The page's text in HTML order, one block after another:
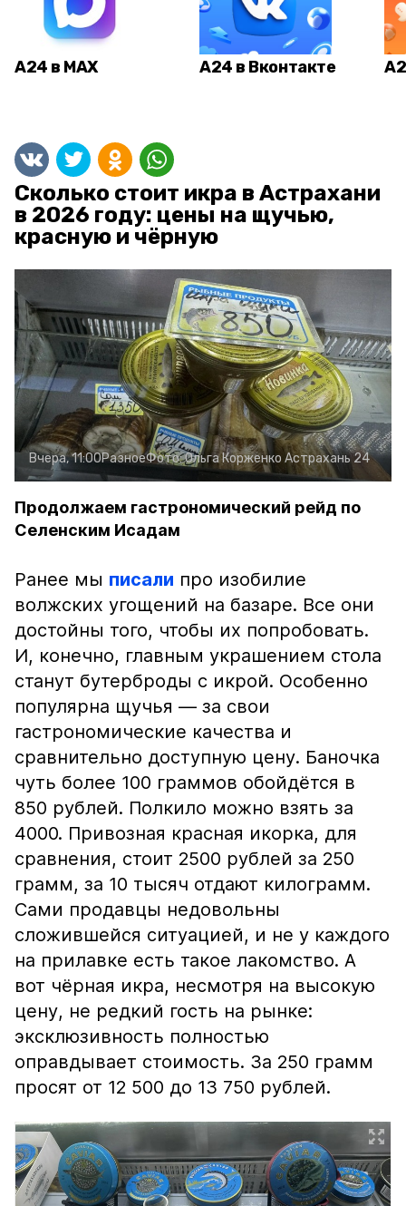
А24 в MAX А24 в Вконтакте
Сколько стоит икра в Астрахани
в 2026 году: цены на щучью,
красную и чёрную
Вчера, 11:00РазноеФото:Ольга Корженко Астрахань 24
Продолжаем гастрономический рейд по
Селенским Исадам
Ранее мы писали про изобилие
волжских угощений на базаре. Все они
достойны того, чтобы их попробовать.
И, конечно, главным украшением стола
станут бутерброды с икрой. Особенно
популярна щучья — за свои
гастрономические качества и
сравнительно доступную цену. Баночка
чуть более 100 граммов обойдётся в
850 рублей. Полкило можно взять за
4000. Привозная красная икорка, для
сравнения, стоит 2500 рублей за 250
грамм, за 10 тысяч отдают килограмм.
Сами продавцы недовольны
сложившейся ситуацией, и не у каждого
на прилавке есть такое лакомство. А
вот чёрная икра, несмотря на высокую
цену, не редкий гость на рынке:
эксклюзивность полностью
оправдывает стоимость. За 250 грамм
просят от 12 500 до 13 750 рублей.